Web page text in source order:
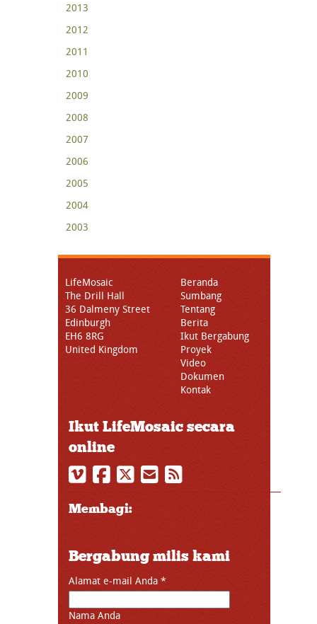
2013
2012
2011
2010
2009
2008
2007
2006
2005
2004
2003
LifeMosaic
The Drill Hall
36 Dalmeny Street
Edinburgh
EH6 8RG
United Kingdom
Beranda
Sumbang
Tentang
Berita
Ikut Bergabung
Proyek
Video
Dokumen
Kontak
Ikut LifeMosaic secara
online
Membagi:
Bergabung milis kami
Alamat e-mail Anda *
Nama Anda